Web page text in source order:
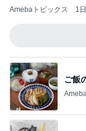
約20